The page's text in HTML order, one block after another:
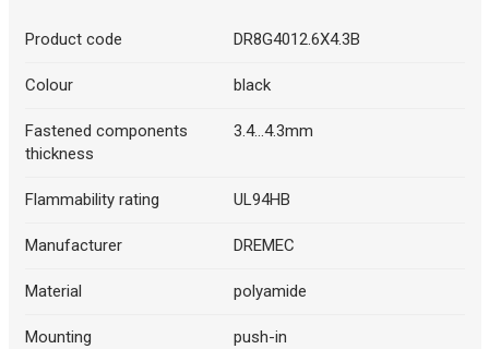
Product code DR8G4012.6X4.3B
Colour black
Fastened components
thickness
3.4...4.3mm
Flammability rating UL94HB
Manufacturer DREMEC
Material polyamide
Mounting push-in